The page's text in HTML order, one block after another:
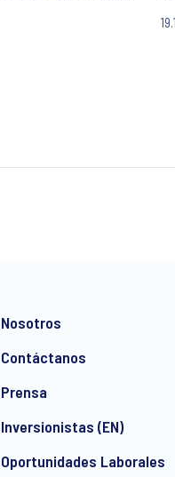
Nosotros
Contáctanos
Prensa
Inversionistas (EN)
Oportunidades Laborales